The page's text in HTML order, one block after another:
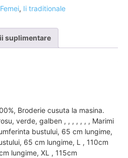
Femei, Ii traditionale
suplimentare
Broderie cusuta la masina.
verde, galben , , , , , , , Marimi
bustului, 65 cm lungime,
65 cm lungime, L , 110cm
lungime, XL , 115cm